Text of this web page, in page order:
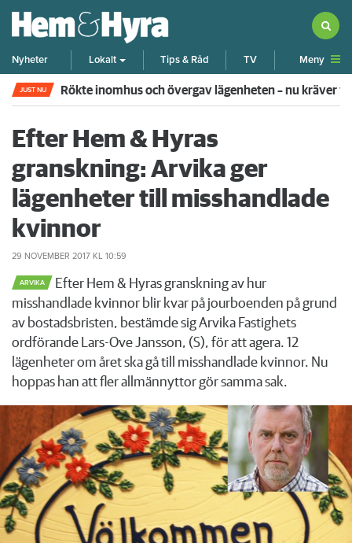
Nyheter Lokalt Tips & Råd TV Meny
JUST NU Rökte inomhus och övergav lägenheten – nu kräver
Efter Hem & Hyras
granskning: Arvika ger
lägenheter till misshandlade
kvinnor
29 NOVEMBER 2017 KL 10:59
ARVIKA
Efter Hem & Hyras granskning av hur
misshandlade kvinnor blir kvar på jourboenden på grund
av bostadsbristen, bestämde sig Arvika Fastighets
ordförande Lars-Ove Jansson, (S), för att agera. 12
lägenheter om året ska gå till misshandlade kvinnor. Nu
hoppas han att fler allmännyttor gör samma sak.